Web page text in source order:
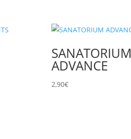
SANATORIUM
ADVANCE
2,90€